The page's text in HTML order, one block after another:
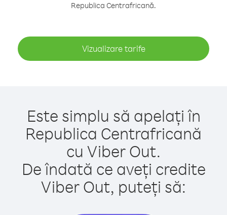
Republica Centrafricană.
Vizualizare tarife
Este simplu să apelați în
Republica Centrafricană
cu Viber Out.
De îndată ce aveți credite
Viber Out, puteți să: